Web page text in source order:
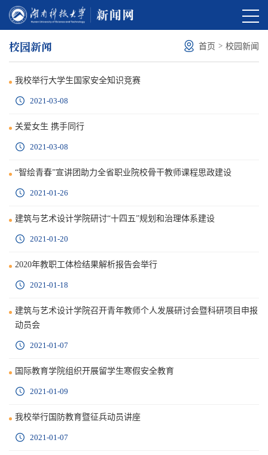
校园新闻 首页 > 校园新闻
我校举行大学生国家安全知识竞赛
2021-03-08
关爱女生 携手同行
2021-03-08
“智绘青春”宣讲团助力全省职业院校骨干教师课程思政建设
2021-01-26
建筑与艺术设计学院研讨“十四五”规划和治理体系建设
2021-01-20
2020年教职工体检结果解析报告会举行
2021-01-18
建筑与艺术设计学院召开青年教师个人发展研讨会暨科研项目申报
动员会
2021-01-07
国际教育学院组织开展留学生寒假安全教育
2021-01-09
我校举行国防教育暨征兵动员讲座
2021-01-07